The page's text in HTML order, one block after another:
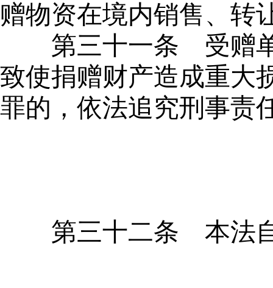
赠物资在境内销售、转
第三十一条 受赠
致使捐赠财产造成重大
罪的，依法追究刑事责
第三十二条 本法